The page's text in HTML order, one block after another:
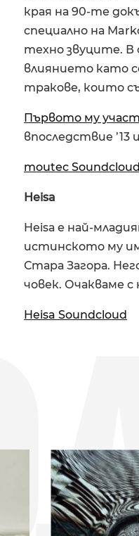
края на 90-те
специално на
техно звуците. В
влиянието като
тракове, които
Първото му
впоследствие ’13
moutec Soundcloud
Heisa
Heisа е най-
истинското му
Стара Загора.
човек. Очакваме
Heisa Soundcloud